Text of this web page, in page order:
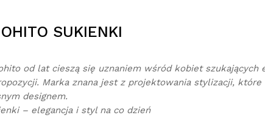
SUKIENKI
od lat cieszą się uznaniem wśród kobiet szukających
Marka znana jest z projektowania stylizacji, które
designem.
– elegancja i styl na co dzień